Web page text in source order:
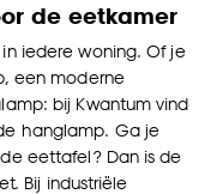
de eetkamer
iedere woning. Of je
een moderne
bij Kwantum vind
hanglamp. Ga je
eettafel? Dan is de
Bij industriële